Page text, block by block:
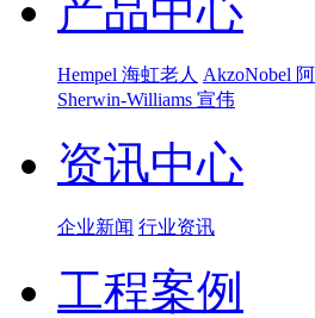
产品中心
Hempel 海虹老人 AkzoNobel
Sherwin-Williams 宣伟
资讯中心
企业新闻 行业资讯
工程案例